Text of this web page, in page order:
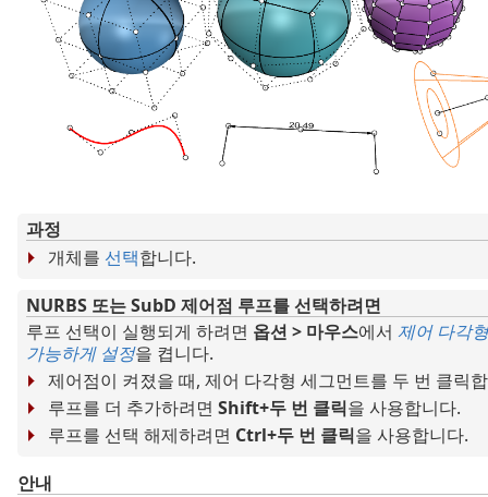
과정
개체를 선택합니다.
NURBS 또는 SubD 제어점 루프를 선택하려면
루프 선택이 실행되게 하려면 옵션 > 마우스에서 제어 다각
가능하게 설정을 켭니다.
제어점이 켜졌을 때, 제어 다각형 세그먼트를 두 번 클릭
루프를 더 추가하려면 Shift+두 번 클릭을 사용합니다.
루프를 선택 해제하려면 Ctrl+두 번 클릭을 사용합니다.
안내